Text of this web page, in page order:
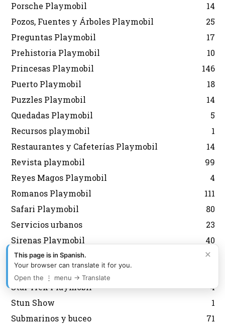
Porsche Playmobil
14
Pozos, Fuentes y Árboles Playmobil
25
Preguntas Playmobil
17
Prehistoria Playmobil
10
Princesas Playmobil
146
Puerto Playmobil
18
Puzzles Playmobil
14
Quedadas Playmobil
5
Recursos playmobil
1
Restaurantes y Cafeterías Playmobil
14
Revista playmobil
99
Reyes Magos Playmobil
4
Romanos Playmobil
111
Safari Playmobil
80
Servicios urbanos
23
Sirenas Playmobil
40
Sobres Playmobil
139
Spirit Playmobil
Star Trek Playmobil
4
Stun Show
1
Submarinos y buceo
71
×
This page is in Spanish.
Your browser can translate it for you.
Open the ⋮ menu → Translate